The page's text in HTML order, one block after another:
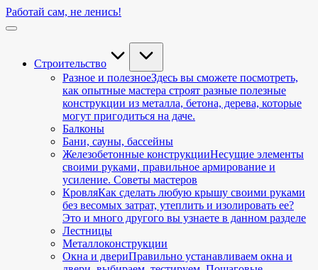
Перейти
к
Работай сам, не ленись!
Подробный
строительству,
профессиональных
реализации
интересных
Строительство
Разное и полезноеЗдесь вы сможете посмотреть,
как опытные мастера строят разные полезные
конструкции из металла, бетона, дерева, которые
могут пригодиться на даче.
Балконы
Бани, сауны, бассейны
Железобетонные конструкцииНесущие элементы
своими руками, правильное армирование и
усиление. Советы мастеров
КровляКак сделать любую крышу своими руками
без весомых затрат, утеплить и изолировать ее?
Это и много другого вы узнаете в данном разделе
Лестницы
Металлоконструкции
Окна и двериПравильно устанавливаем окна и